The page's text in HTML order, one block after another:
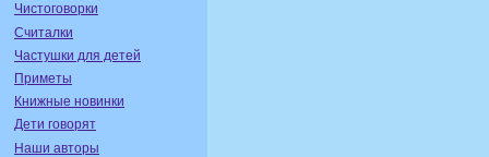
Чистоговорки
Считалки
Частушки для детей
Приметы
Книжные новинки
Дети говорят
Наши авторы